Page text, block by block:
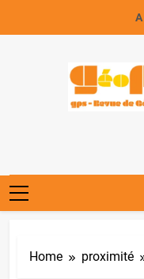
Home proximité